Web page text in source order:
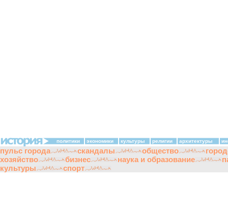
политики экономики культуры религии архитектуры
пульс города скандалы общество
хозяйство
бизнес наука и образование
культуры
спорт